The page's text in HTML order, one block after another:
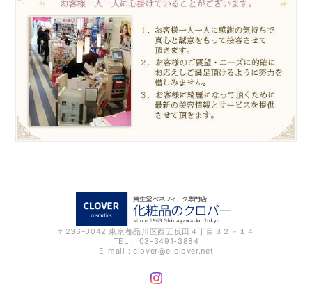
〒236-0042 東京都品川区西五反田４丁目３２－１４
TEL： 03-3491-3884
E-mail：clover@e-clover.net